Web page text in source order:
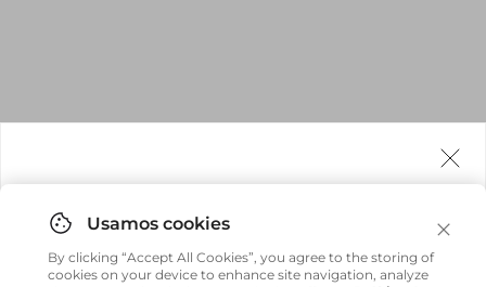
em sua casa, não importa onde você estiver.
By clicking “Accept All Cookies”, you agree to the storing of
cookies on your device to enhance site navigation, analyze